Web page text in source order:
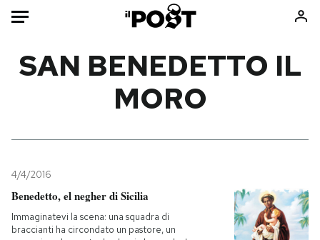
Mondo
Tecnologia
Internet
Scienza
Libri
Ok Boomer!
SAN BENEDETTO IL
MORO
4/4/2016
Benedetto, el negher di Sicilia
Immaginatevi la scena: una squadra di
braccianti ha circondato un pastore, un